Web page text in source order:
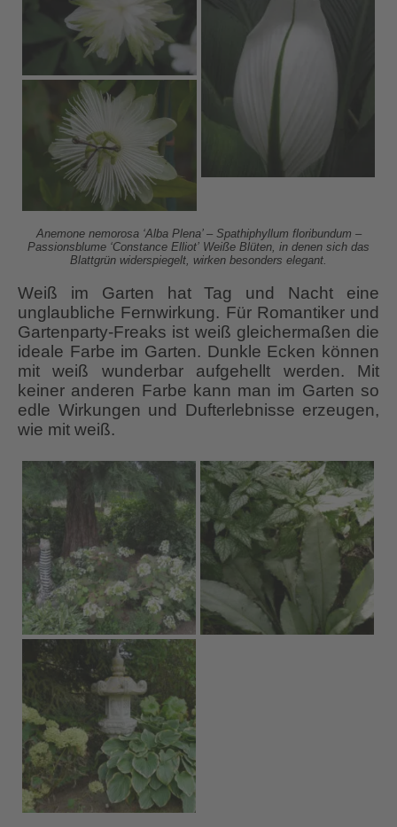
Anemone nemorosa ‘Alba Plena’ – Spathiphyllum floribundum –
Passionsblume ‘Constance Elliot’ Weiße Blüten, in denen sich das
Blattgrün widerspiegelt, wirken besonders elegant.
Weiß im Garten hat Tag und Nacht eine
unglaubliche Fernwirkung. Für Romantiker und
Gartenparty-Freaks ist weiß gleichermaßen die
ideale Farbe im Garten. Dunkle Ecken können
mit weiß wunderbar aufgehellt werden. Mit
keiner anderen Farbe kann man im Garten so
edle Wirkungen und Dufterlebnisse erzeugen,
wie mit weiß.